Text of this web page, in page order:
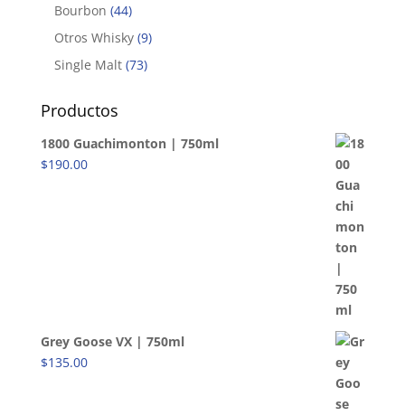
Bourbon (44)
Otros Whisky (9)
Single Malt (73)
Productos
1800 Guachimonton | 750ml
$190.00
Grey Goose VX | 750ml
$135.00